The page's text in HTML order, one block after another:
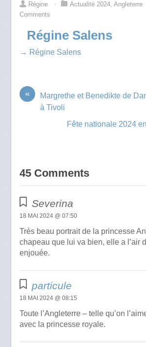
Régine ⋅ Actualité 2024, Angleterre
Comments
Régine Salens
→ Régine Salens
«
Margrethe et Benedikte de
à Tivoli
Fête nationale 2024
45 Comments
Severina
18 MAI 2024 @ 07:50
Très beau portrait de la princesse
chapeau que lui va bien, elle a l’air
enjouée.
particule
18 MAI 2024 @ 08:15
Toute l’Angleterre – telle qu’on
avec la princesse royale.